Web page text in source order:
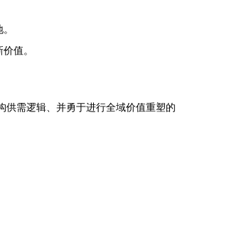
值。
供需逻辑、并勇于进行全域价值重塑的